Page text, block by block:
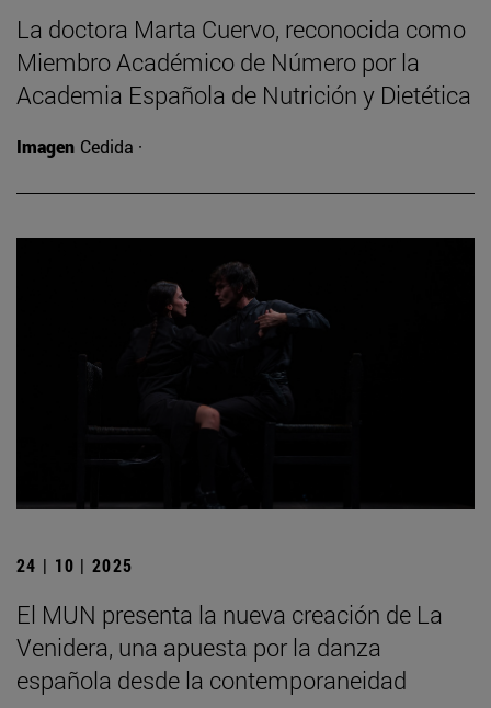
La doctora Marta Cuervo, reconocida como
Miembro Académico de Número por la
Academia Española de Nutrición y Dietética
Imagen Cedida ·
24 | 10 | 2025
El MUN presenta la nueva creación de La
Venidera, una apuesta por la danza
española desde la contemporaneidad